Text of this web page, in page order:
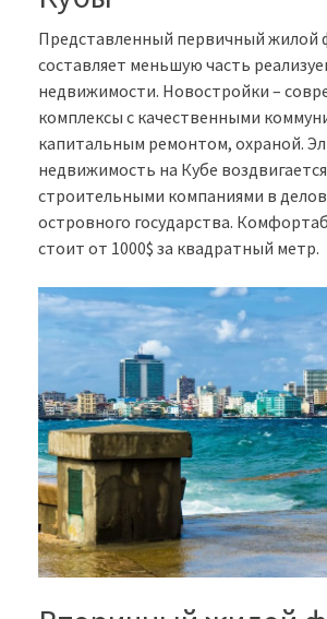
Представленный первичный жилой
составляет меньшую часть
недвижимости. Новостройки –
комплексы с качественными
капитальным ремонтом, охраной.
недвижимость на Кубе
строительными компаниями в
островного государства.
стоит от 1000$ за квадратный метр.